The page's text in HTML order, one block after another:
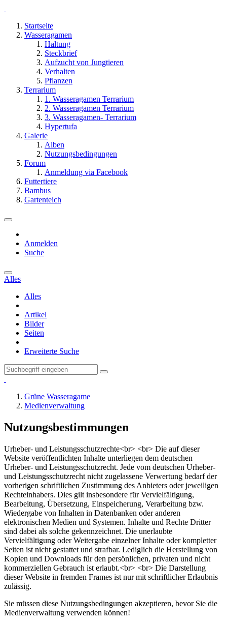
Startseite
Wasseragamen
Haltung
Steckbrief
Aufzucht von Jungtieren
Verhalten
Pflanzen
Terrarium
1. Wasseragamen Terrarium
2. Wasseragamen Terrarium
3. Wasseragamen- Terrarium
Hypertufa
Galerie
Alben
Nutzungsbedingungen
Forum
Anmeldung via Facebook
Futtertiere
Bambus
Gartenteich
Anmelden
Suche
Alles
Alles
Artikel
Bilder
Seiten
Erweiterte Suche
Grüne Wasseragame
Medienverwaltung
Nutzungsbestimmungen
Urheber- und Leistungsschutzrechte<br> <br> Die auf dieser
Website veröffentlichten Inhalte unterliegen dem deutschen
Urheber- und Leistungsschutzrecht. Jede vom deutschen Urheber-
und Leistungsschutzrecht nicht zugelassene Verwertung bedarf der
vorherigen schriftlichen Zustimmung des Anbieters oder jeweiligen
Rechteinhabers. Dies gilt insbesondere für Vervielfältigung,
Bearbeitung, Übersetzung, Einspeicherung, Verarbeitung bzw.
Wiedergabe von Inhalten in Datenbanken oder anderen
elektronischen Medien und Systemen. Inhalte und Rechte Dritter
sind dabei als solche gekennzeichnet. Die unerlaubte
Vervielfältigung oder Weitergabe einzelner Inhalte oder kompletter
Seiten ist nicht gestattet und strafbar. Lediglich die Herstellung von
Kopien und Downloads für den persönlichen, privaten und nicht
kommerziellen Gebrauch ist erlaubt.<br> <br> Die Darstellung
dieser Website in fremden Frames ist nur mit schriftlicher Erlaubnis
zulässig.
Sie müssen diese Nutzungsbedingungen akzeptieren, bevor Sie die
Medienverwaltung verwenden können!